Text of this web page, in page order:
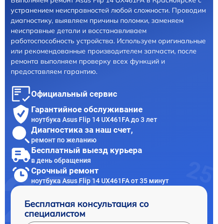
устранением неисправностей любой сложности. Проводим
диагностику, выявляем причины поломки, заменяем
неисправные детали и восстанавливаем
работоспособность устройства. Используем оригинальные
или рекомендованные производителем запчасти, после
ремонта выполняем проверку всех функций и
предоставляем гарантию.
Официальный сервис
Гарантийное обслуживание
ноутбука Asus Flip 14 UX461FA до 3 лет
Диагностика за наш счет,
ремонт по желанию
Бесплатный выезд курьера
в день обращения
Срочный ремонт
ноутбука Asus Flip 14 UX461FA от 35 минут
Бесплатная консультация со
специалистом